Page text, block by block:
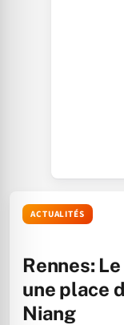
ACTUALITÉS
Rennes:
une place
Niang